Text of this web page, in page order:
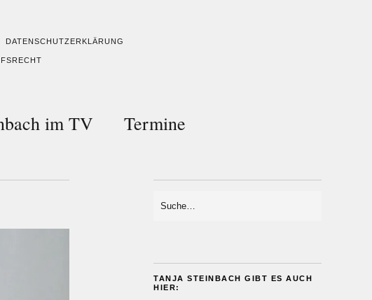
DATENSCHUTZERKLÄRUNG
im TV Termine
TANJA STEINBACH GIBT ES AUCH
HIER: